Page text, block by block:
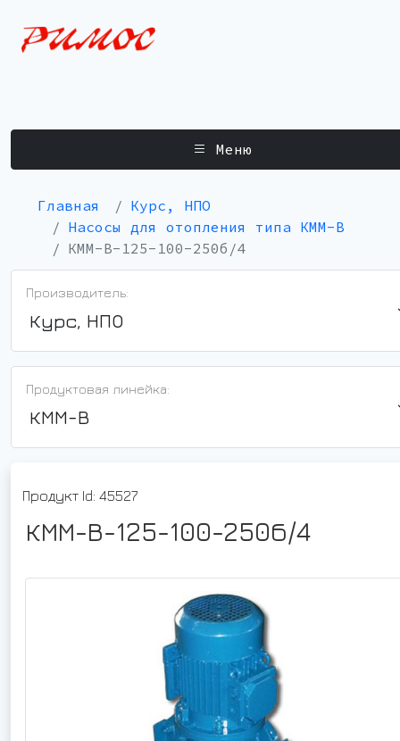
Меню
Главная
Курс, НПО
Насосы для отопления типа КММ-В
КММ-В-125-100-250б/4
Производитель:
Курс, НПО
Продуктовая линейка:
КММ-В
Продукт Id: 45527
КММ-В-125-100-250б/4